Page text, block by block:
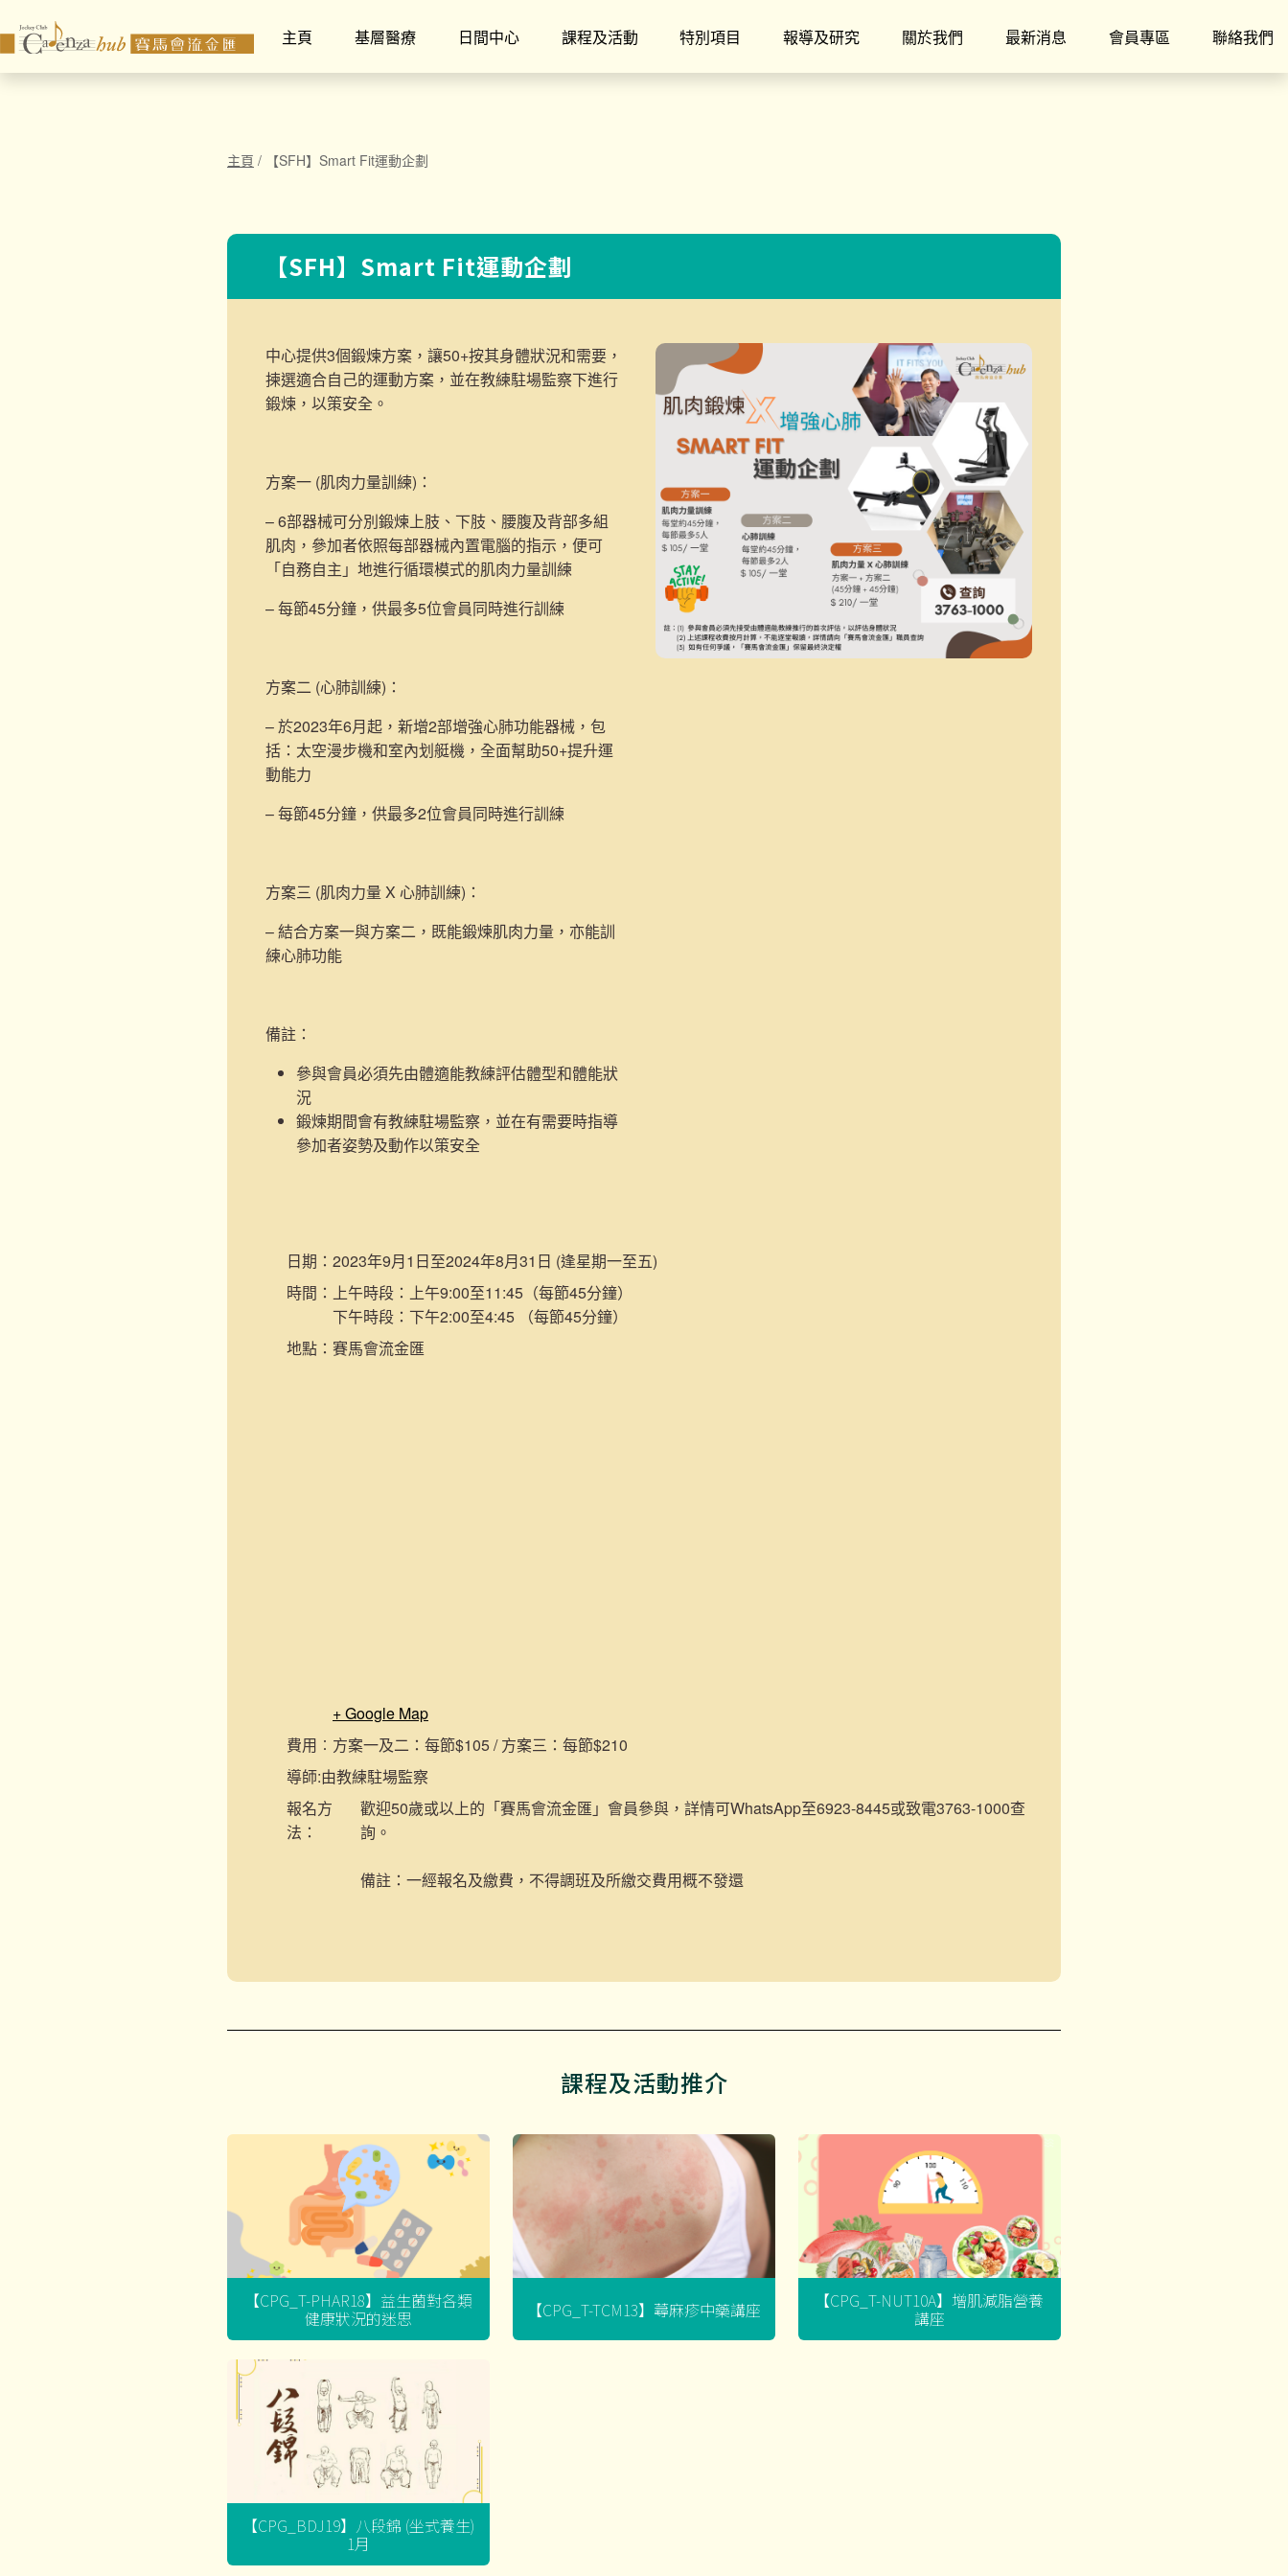
主頁 基層醫療 日間中心 課程及活動 特別項目 報導及研究 關於我們 最新消息 會員專區 聯絡我們
主頁 / 【SFH】Smart Fit運動企劃
【SFH】Smart Fit運動企劃
中心提供3個鍛煉方案，讓50+按其身體狀況和需要，
揀選適合自己的運動方案，並在教練駐場監察下進行
鍛煉，以策安全。
方案一 (肌肉力量訓練) ：
– 6部器械可分別鍛煉上肢、下肢、腰腹及背部多組
肌肉，參加者依照每部器械內置電腦的指示，便可
「自務自主」地進行循環模式的肌肉力量訓練
– 每節45分鐘，供最多5位會員同時進行訓練
方案二 (心肺訓練) ：
– 於2023年6月起，新增2部增強心肺功能器械，包
括：太空漫步機和室內划艇機， 全面幫助50+提升運
動能力
– 每節45分鐘，供最多2位會員同時進行訓練
方案三 (肌肉力量 X 心肺訓練) ：
– 結合方案一與方案二，既能鍛煉肌肉力量，亦能訓
練心肺功能
備註：
參與會員必須先由體適能教練評估體型和體能狀
況
鍛煉期間會有教練駐場監察，並在有需要時指導
參加者姿勢及動作以策安全
日期： 2023年9月1日至2024年8月31日 (逢星期一至五)
時間： 上午時段：上午9:00至11:45（每節45分鐘）
下午時段：下午2:00至4:45 （每節45分鐘）
地點： 賽馬會流金匯
+ Google Map
費用︰ 方案一及二：每節$105 / 方案三：每節$210
導師:由教練駐場監察
報名方
法：
歡迎50歲或以上的「賽馬會流金匯」會員參與，詳情可WhatsApp至6923-8445或致電3763-1000查
詢。
備註：一經報名及繳費，不得調班及所繳交費用概不發還
課程及活動推介
【CPG_T-PHAR18】益生菌對各類
健康狀況的迷思 【CPG_T-TCM13】蕁麻疹中藥講座 【CPG_T-NUT10A】增肌減脂營養
講座
【CPG_BDJ19】八段錦 (坐式養生)
1月